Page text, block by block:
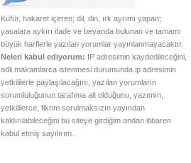
Küfür, hakaret içeren; dil, din, ırk ayrımı yapan;
yasalara aykırı ifade ve beyanda bulunan ve tamamı
büyük harflerle yazılan yorumlar yayınlanmayacaktır.
Neleri kabul ediyorum: IP adresimin kaydedileceğini,
adli makamlarca istenmesi durumunda ip adresimin
yetkililerle paylaşılacağını, yazılan yorumların
sorumluluğunun tarafıma ait olduğunu, yazımın,
yetkililerce, fikrim sorulmaksızın yayından
kaldırılabileceğini bu siteye girdiğim andan itibaren
kabul etmiş sayılırım.